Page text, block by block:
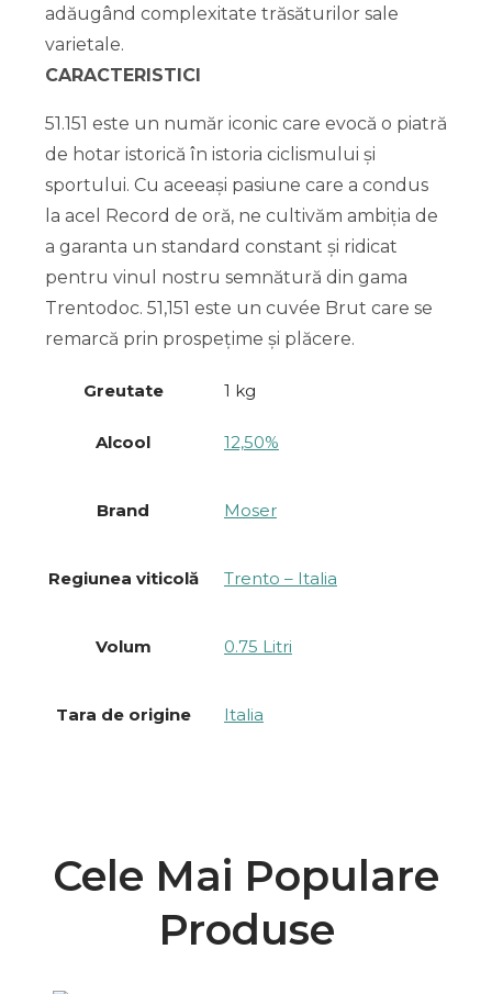
adăugând complexitate trăsăturilor sale
varietale.
CARACTERISTICI
51.151 este un număr iconic care evocă o piatră
de hotar istorică în istoria ciclismului și
sportului. Cu aceeași pasiune care a condus
la acel Record de oră, ne cultivăm ambiția de
a garanta un standard constant și ridicat
pentru vinul nostru semnătură din gama
Trentodoc. 51,151 este un cuvée Brut care se
remarcă prin prospețime și plăcere.
Greutate 1 kg
Alcool 12,50%
Brand Moser
Regiunea viticolă Trento – Italia
Volum 0.75 Litri
Tara de origine Italia
Cele Mai Populare
Produse